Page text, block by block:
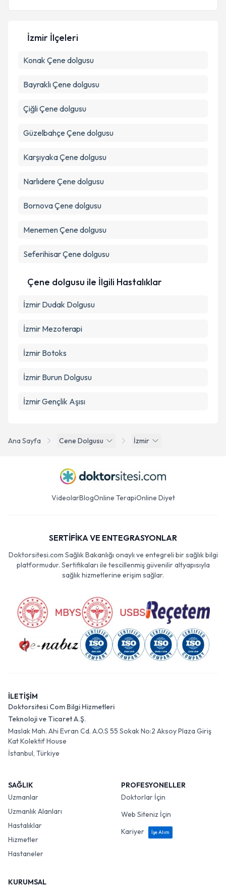
E-posta Adresiniz
Kişisel verilerimin işlenmesine ilişkin
kapsamda işlenmesini kabul ediyorum.
Takvim Talebini Gönder
Ana Sayfa Cene Dolgusu İzmir
İzmir İlçeleri
Konak Çene dolgusu
BayraklıÇene dolgusu
ÇiğliÇene dolgusu
Güzelbahçe Çene dolgusu
KarşıyakaÇene dolgusu
Narlıdere Çene dolgusu
BornovaÇene dolgusu
MenemenÇene dolgusu
SeferihisarÇene dolgusu
Çene dolgusu ile İlgili Hastalıklar
İzmir Dudak Dolgusu
İzmir Mezoterapi
İzmir Botoks
İzmir Burun Dolgusu
İzmir Gençlik Aşısı
VideolarBlogOnline TerapiOnline Diyet
SERTİFİKA VE ENTEGRASYONLAR
Doktorsitesi.com Sağlık Bakanlığı onaylı ve entegreli bir sağlık bilgi
platformudur. Sertifikaları ile tescillenmiş güvenilir altyapısıyla
sağlık hizmetlerine erişim sağlar.
İLETİŞİM
Doktorsitesi Com Bilgi Hizmetleri
Teknoloji ve Ticaret A.Ş.
Maslak Mah. Ahi Evran Cd. A.O.S 55 Sokak No:2 Aksoy Plaza Giriş
Kat Kolektif House
İstanbul, Türkiye
SAĞLIK
Uzmanlar
Uzmanlık Alanları
Hastalıklar
Hizmetler
Hastaneler
PROFESYONELLER
Doktorlar İçin
Web Siteniz İçin
Kariyer
İşe Alım
KURUMSAL